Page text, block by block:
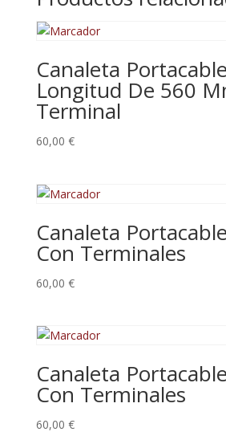
Canaleta
Longitud De 560
Terminal
60,00 €
Canaleta
Con Terminales
60,00 €
Canaleta
Con Terminales
60,00 €